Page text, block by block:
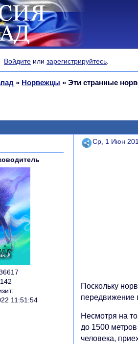
Войдите илизарегистрируйтесь.
» Норвежцы »Эти странные
Поделиться
Ср, 1 Июн
11:51:54
Поскольку
передвижение
Несмотря на
до 1500
человека,